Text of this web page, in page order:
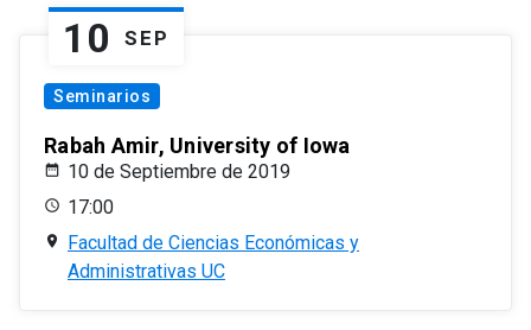
10 SEP
Seminarios
Rabah Amir, University of Iowa
10 de Septiembre de 2019
17:00
Facultad de Ciencias Económicas y
Administrativas UC